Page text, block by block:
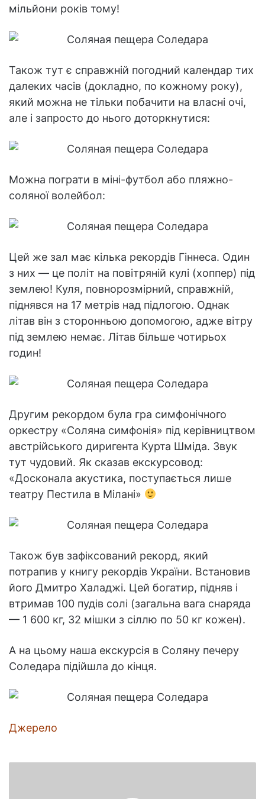
мільйони років тому!
Також тут є справжній погодний календар тих
далеких часів (докладно, по кожному року),
який можна не тільки побачити на власні очі,
але і запросто до нього доторкнутися:
Можна пограти в міні-футбол або пляжно-
соляної волейбол:
Цей же зал має кілька рекордів Гіннеса. Один
з них — це політ на повітряній кулі (хоппер) під
землею! Куля, повнорозмірний, справжній,
піднявся на 17 метрів над підлогою. Однак
літав він з сторонньою допомогою, адже вітру
під землею немає. Літав більше чотирьох
годин!
Другим рекордом була гра симфонічного
оркестру «Соляна симфонія» під керівництвом
австрійського диригента Курта Шміда. Звук
тут чудовий. Як сказав екскурсовод:
«Досконала акустика, поступається лише
театру Пестила в Мілані»
Також був зафіксований рекорд, який
потрапив у книгу рекордів України. Встановив
його Дмитро Халаджі. Цей богатир, підняв і
втримав 100 пудів солі (загальна вага снаряда
— 1 600 кг, 32 мішки з сіллю по 50 кг кожен).
А на цьому наша екскурсія в Соляну печеру
Соледара підійшла до кінця.
Джерело